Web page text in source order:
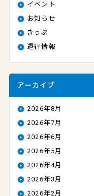
イベント
お知らせ
きっぷ
運行情報
アーカイブ
2026年8月
2026年7月
2026年6月
2026年5月
2026年4月
2026年3月
2026年2月